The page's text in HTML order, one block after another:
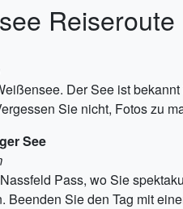
Reiseroute
Der See ist
Sie nicht, Fotos zu
See
Pass, wo Sie
Beenden Sie den Tag mit